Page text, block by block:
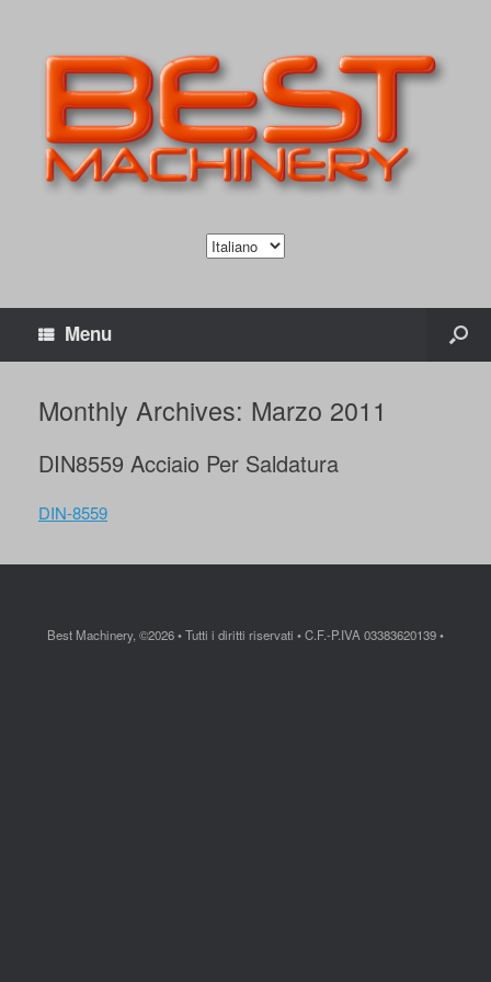
Menu
Monthly Archives: Marzo 2011
DIN8559 Acciaio Per Saldatura
DIN-8559
Best Machinery, ©2026 • Tutti i diritti riservati • C.F.-P.IVA 03383620139 •